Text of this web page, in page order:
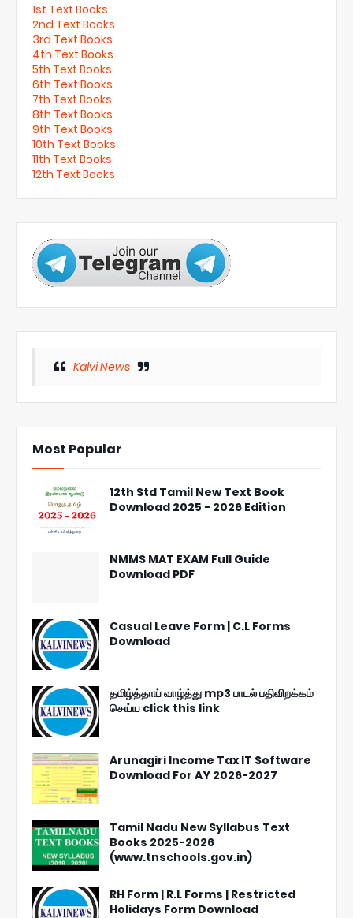
1st Text Books
2nd Text Books
3rd Text Books
4th Text Books
5th Text Books
6th Text Books
7th Text Books
8th Text Books
9th Text Books
10th Text Books
11th Text Books
12th Text Books
Kalvi News
Most Popular
12th Std Tamil New Text Book
Download 2025 - 2026 Edition
NMMS MAT EXAM Full Guide
Download PDF
Casual Leave Form | C.L Forms
Download
தமிழ்த்தாய் வாழ்த்து mp3 பாடல் பதிவிறக்கம்
செய்ய click this link
Arunagiri Income Tax IT Software
Download For AY 2026-2027
Tamil Nadu New Syllabus Text
Books 2025-2026
(www.tnschools.gov.in)
RH Form | R.L Forms | Restricted
Holidays Form Download